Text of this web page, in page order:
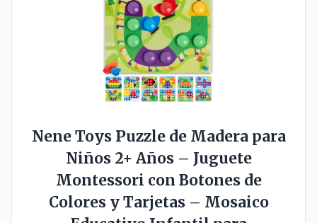
Nene Toys Puzzle de Madera para
Niños 2+ Años – Juguete
Montessori con Botones de
Colores y Tarjetas – Mosaico